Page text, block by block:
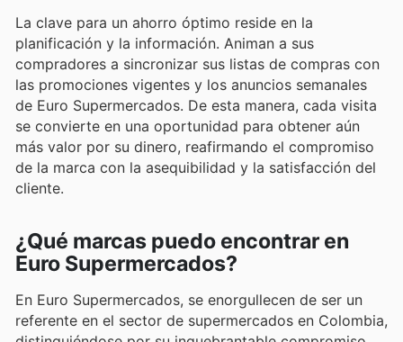
La clave para un ahorro óptimo reside en la
planificación y la información. Animan a sus
compradores a sincronizar sus listas de compras con
las promociones vigentes y los anuncios semanales
de Euro Supermercados. De esta manera, cada visita
se convierte en una oportunidad para obtener aún
más valor por su dinero, reafirmando el compromiso
de la marca con la asequibilidad y la satisfacción del
cliente.
¿Qué marcas puedo encontrar en
Euro Supermercados?
En Euro Supermercados, se enorgullecen de ser un
referente en el sector de supermercados en Colombia,